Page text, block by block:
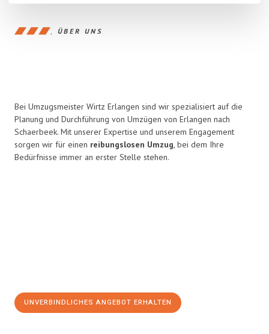
ÜBER UNS
Bei Umzugsmeister Wirtz Erlangen sind wir spezialisiert auf die
Planung und Durchführung von Umzügen von Erlangen nach
Schaerbeek. Mit unserer Expertise und unserem Engagement
sorgen wir für einen reibungslosen Umzug, bei dem Ihre
Bedürfnisse immer an erster Stelle stehen.
UNVERBINDLICHES ANGEBOT ERHALTEN